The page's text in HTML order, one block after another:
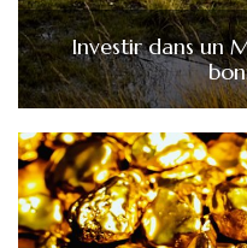
Investir dans un